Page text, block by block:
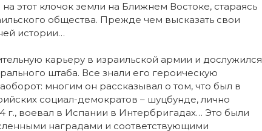
этот клочок земли на Ближнем Востоке, стараясь
общества. Прежде чем высказать свои
истории…
карьеру в израильской армии и дослужился
штаба. Все знали его героическую
многим он рассказывал о том, что был в
социал-демократов – шуцбунде, лично
г., воевал в Испании в Интербригадах… Это были
наградами и соответствующими